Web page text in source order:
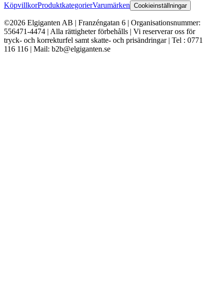
KöpvillkorProduktkategorierVarumärken Cookieinställningar
©2026 Elgiganten AB | Franzéngatan 6 | Organisationsnummer:
556471-4474 | Alla rättigheter förbehålls | Vi reserverar oss för
tryck- och korrekturfel samt skatte- och prisändringar | Tel : 0771
116 116 | Mail: b2b@elgiganten.se